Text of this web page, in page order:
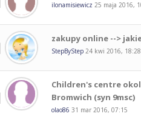
ilonamisiewicz 25 maja 2016,
zakupy online -->
StepByStep 24 kwi 2016, 18:28
Children's centre
Bromwich (syn 9msc)
olao86 31 mar 2016, 07:15